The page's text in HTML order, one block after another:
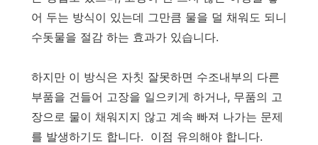
어 두는 방식이 있는데 그만큼 물을 덜 채워도 되니
수돗물을 절감 하는 효과가 있습니다.
하지만 이 방식은 자칫 잘못하면 수조내부의 다른
부품을 건들어 고장을 일으키게 하거나, 무품의 고
장으로 물이 채워지지 않고 계속 빠져 나가는 문제
를 발생하기도 합니다. 이점 유의해야 합니다.